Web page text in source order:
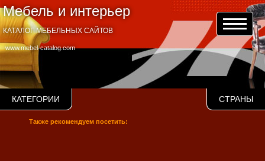
Мебель и интерьер
www.mebel-catalog.com
КАТАЛОГ МЕБЕЛЬНЫХ САЙТОВ
КАТЕГОРИИ СТРАНЫ
Также рекомендуем посетить: